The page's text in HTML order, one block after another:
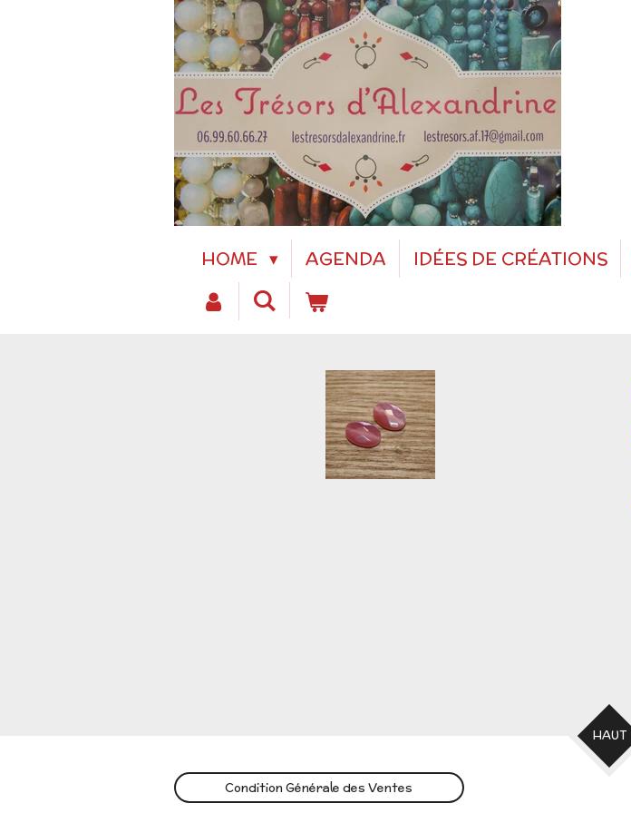
HOME AGENDA IDÉES DE CRÉATIONS
HAUT
Condition Générale des Ventes